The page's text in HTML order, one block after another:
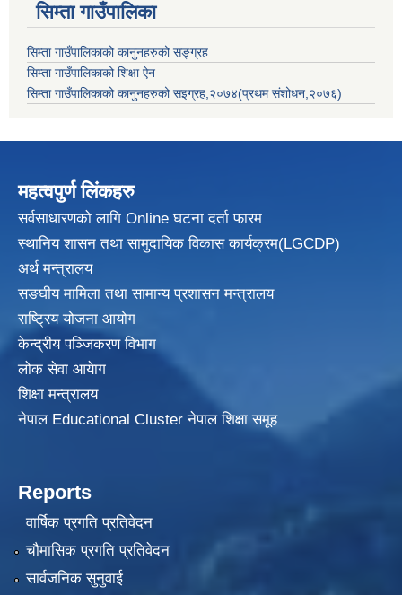
सिम्ता गाउँपालिका
सिम्ता गाउँपालिकाको कानुनहरुको सङ्ग्रह
सिम्ता गाउँपालिकाको शिक्षा ऐन
सिम्ता गाउँपालिकाको कानुनहरुको सइग्रह,२०७४(प्रथम संशोधन,२०७६)
महत्वपुर्ण लिंकहरु
सर्वसाधारणको लागि Online घटना दर्ता फारम
स्थानिय शासन तथा सामुदायिक विकासकार्यक्रम(LGCDP)
अर्थ मन्त्रालय
सङघीय मामिला तथा सामान्य प्रशासन मन्त्रालय
राष्ट्रिय योजना आयोग
केन्द्रीय पञ्जिकरण विभाग
लोक सेवा आयेाग
शिक्षा मन्त्रालय
नेपाल Educational Cluster नेपाल शिक्षा समूह
Reports
वार्षिक प्रगति प्रतिवेदन
चौमासिक प्रगति प्रतिवेदन
सार्वजनिक सुनुवाई